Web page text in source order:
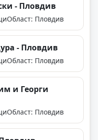
- Пловдив
Област: Пловдив
- Пловдив
Област: Пловдив
и Георги
Област: Пловдив